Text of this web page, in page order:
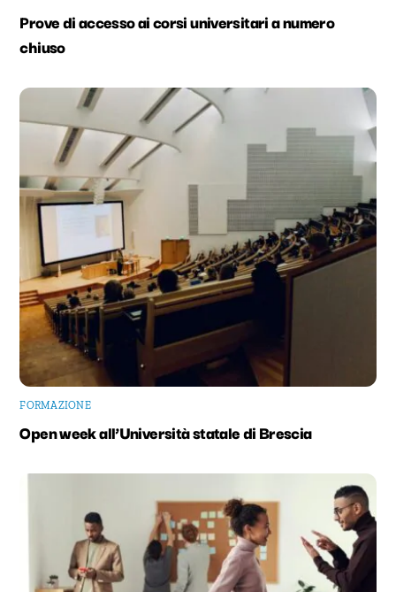
Prove di accesso ai corsi universitari a numero
chiuso
FORMAZIONE
Open week all’Università statale di Brescia